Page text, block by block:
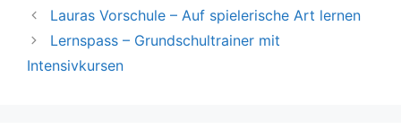
Lauras Vorschule – Auf spielerische Art lernen
Lernspass – Grundschultrainer mit
Intensivkursen